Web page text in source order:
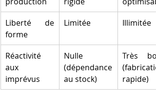
Liberté de
forme
Limitée Illimitée
Réactivité
aux
imprévus
Nulle
(dépendance
au stock)
Très
rapide)